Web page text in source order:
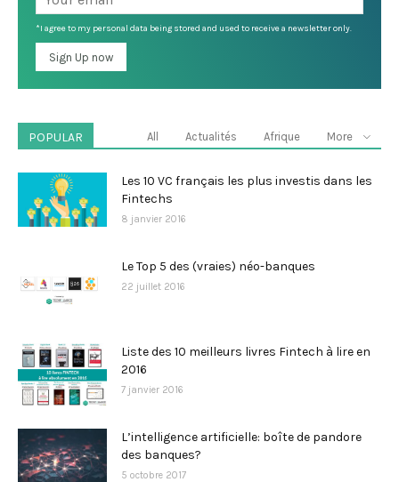
*I agree to my personal data being stored and used to receive a newsletter only.
POPULAR All Actualités Afrique More
Les 10 VC français les plus investis dans les
Fintechs
8 janvier 2016
Le Top 5 des (vraies) néo-banques
22 juillet 2016
Liste des 10 meilleurs livres Fintech à lire en
2016
7 janvier 2016
L’intelligence artificielle: boîte de pandore
des banques?
5 octobre 2017